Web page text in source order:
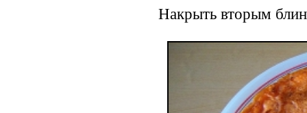
Накрыть вторым